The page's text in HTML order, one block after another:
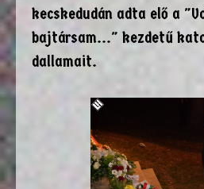
kecskedudán adta elő a
bajtársam..." kezdetű
dallamait.